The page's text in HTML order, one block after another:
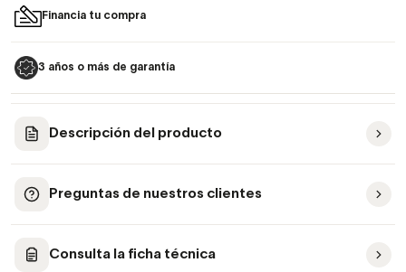
Financia tu compra
3 años o más de garantía
Descripción del producto
Preguntas de nuestros clientes
Consulta la ficha técnica